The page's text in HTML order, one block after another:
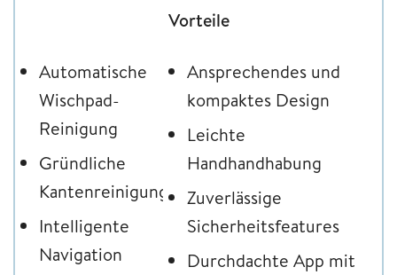
Vorteile
Automatische
Wischpad-
Reinigung
Gründliche
Kantenreinigung
Intelligente
Navigation
Ansprechendes und
kompaktes Design
Leichte
Handhandhabung
Zuverlässige
Sicherheitsfeatures
Durchdachte App mit